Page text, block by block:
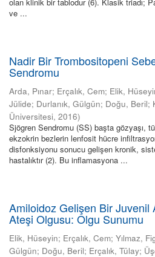
ve ...
Nadir Bir Trombositopeni
Sendromu
Arda, Pınar; Erçalık, Cem; Elik,
Jülide; Durlanık, Gülgün; Doğu, Beril;
Üniversitesi, 2016)
Sjögren Sendromu (SS) başta gözyaşı,
ekzokrin bezlerin lenfosit hücre
disfonksiyonu sonucu gelişen kronik,
hastalıktır (2). Bu inflamasyona ...
Amiloidoz Gelişen Bir Juvenil
Ateşi Olgusu: Olgu Sunumu
Elik, Hüseyin; Erçalık, Cem; Yılmaz,
Gülgün; Doğu, Beril; Erçalık, Tülay;